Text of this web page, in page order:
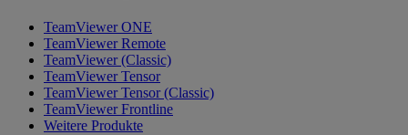
TeamViewer ONE
TeamViewer Remote
TeamViewer (Classic)
TeamViewer Tensor
TeamViewer Tensor (Classic)
TeamViewer Frontline
Weitere Produkte